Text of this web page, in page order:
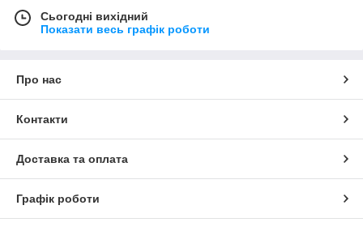
Сьогодні вихідний
Показати весь графік роботи
Про нас
Контакти
Доставка та оплата
Графік роботи